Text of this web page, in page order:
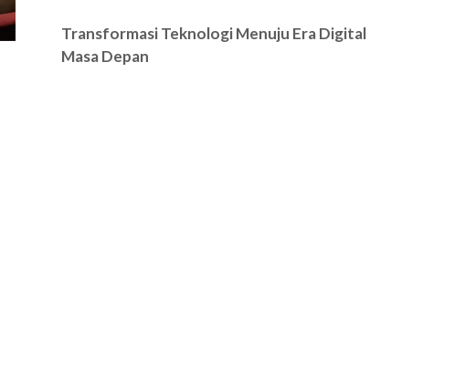
Transformasi Teknologi Menuju Era Digital
Masa Depan